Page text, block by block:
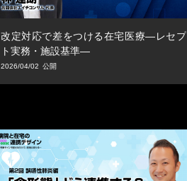
改定対応で差をつける在宅医療―レセプ
ト実務・施設基準―
2026/04/02